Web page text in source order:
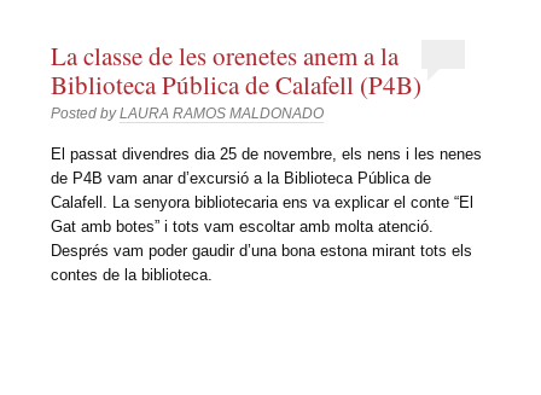
La classe de les orenetes anem a la
Biblioteca Pública de Calafell (P4B)
Posted byLAURA RAMOS MALDONADO
El passat divendres dia 25 de novembre, els nens i les nenes
de P4B vam anar d’excursió a la Biblioteca Pública de
Calafell. La senyora bibliotecaria ens va explicar el conte “El
Gat amb botes” i tots vam escoltar amb molta atenció.
Després vam poder gaudir d’una bona estona mirant tots els
contes de la biblioteca.